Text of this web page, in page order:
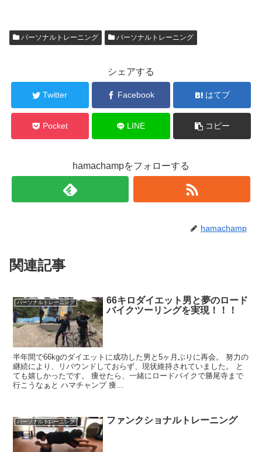
パーソナルトレーニング パーソナルトレーニング
シェアする
Twitter Facebook はてブ
Pocket LINE コピー
hamachampをフォローする
hamachamp
関連記事
パーソナルトレーニング
66キロダイエット男と夢のロード
バイクツーリングを実現！！！
半年間で66kgのダイエットに成功した男と5ヶ月ぶりに再会。 努力の
継続により、リバウンドしておらず、現状維持されていました。 と
ても嬉しかったです。 痩せたら、一緒にロードバイクで勝尾寺まで
行こうなぁと ハマチャンプ 痩...
パーソナルトレーニング ファンクショナルトレーニング